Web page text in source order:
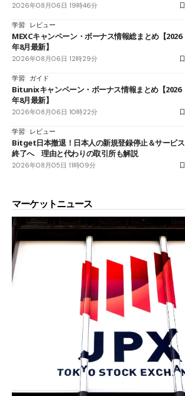
2026年08月06日 19時46分
学習 レビュー
MEXCキャンペーン・ボーナス情報総まとめ【2026
年8月最新】
2026年08月06日 12時29分
学習 ガイド
Bitunixキャンペーン・ボーナス情報まとめ【2026
年8月最新】
2026年08月06日 10時22分
学習 レビュー
Bitget日本撤退！日本人の新規登録停止＆サービス
終了へ 理由と代わりの取引所も解説
2026年08月05日 11時09分
マーケットニュース